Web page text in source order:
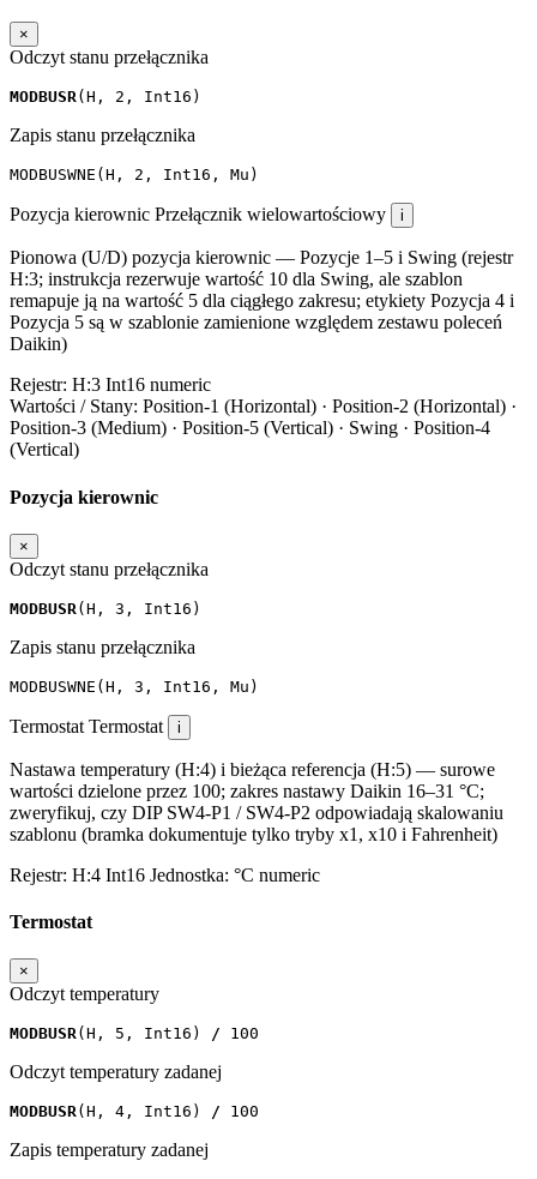
×
Odczyt stanu przełącznika
MODBUSR( H , 2 , Int16 )
Zapis stanu przełącznika
MODBUSWNE ( H , 2 , Int16 , Mu )
Pozycja kierownic Przełącznik wielowartościowy i
Pionowa (U/D) pozycja kierownic — Pozycje 1–5 i Swing (rejestr
H:3; instrukcja rezerwuje wartość 10 dla Swing, ale szablon
remapuje ją na wartość 5 dla ciągłego zakresu; etykiety Pozycja 4 i
Pozycja 5 są w szablonie zamienione względem zestawu poleceń
Daikin)
Rejestr: H:3 Int16 numeric
Wartości / Stany: Position-1 (Horizontal) · Position-2 (Horizontal) ·
Position-3 (Medium) · Position-5 (Vertical) · Swing · Position-4
(Vertical)
Pozycja kierownic
×
Odczyt stanu przełącznika
MODBUSR ( H , 3 , Int16 )
Zapis stanu przełącznika
MODBUSWNE ( H , 3 , Int16 , Mu )
Termostat Termostat i
Nastawa temperatury (H:4) i bieżąca referencja (H:5) — surowe
wartości dzielone przez 100; zakres nastawy Daikin 16–31 °C;
zweryfikuj, czy DIP SW4-P1 / SW4-P2 odpowiadają skalowaniu
szablonu (bramka dokumentuje tylko tryby x1, x10 i Fahrenheit)
Rejestr: H:4 Int16 Jednostka: °C numeric
Termostat
×
Odczyt temperatury
MODBUSR( H , 5 , Int16 ) / 100
Odczyt temperatury zadanej
MODBUSR( H , 4 , Int16 ) / 100
Zapis temperatury zadanej